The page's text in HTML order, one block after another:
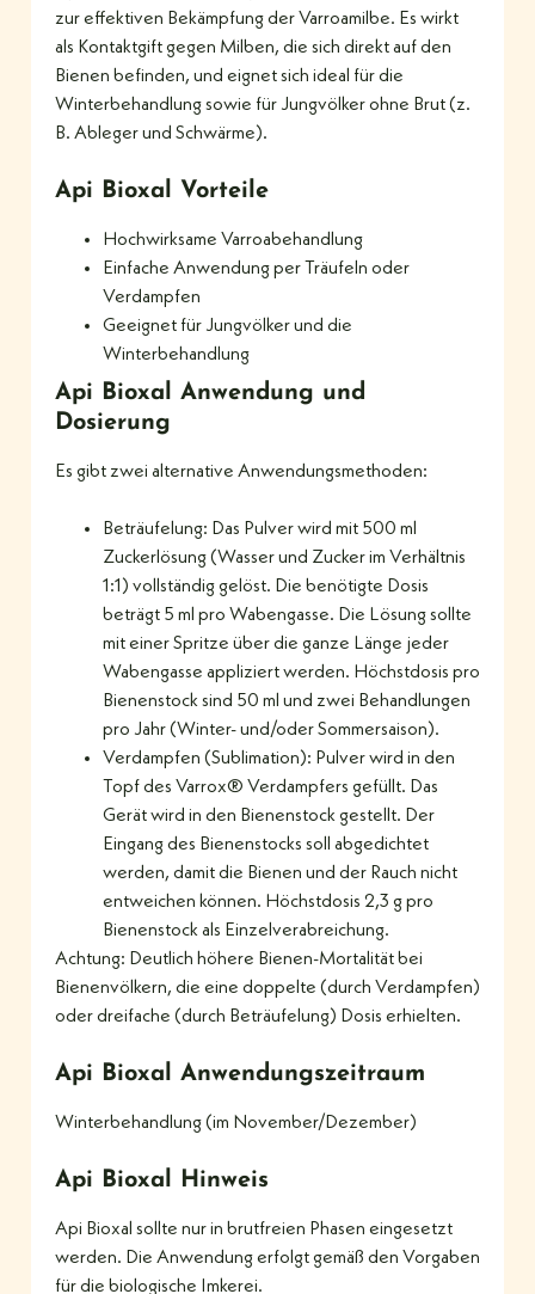
zur effektiven Bekämpfung der Varroamilbe. Es wirkt
als Kontaktgift gegen Milben, die sich direkt auf den
Bienen befinden, und eignet sich ideal für die
Winterbehandlung sowie für Jungvölker ohne Brut (z.
B. Ableger und Schwärme).
Api Bioxal Vorteile
Hochwirksame Varroabehandlung
Einfache Anwendung per Träufeln oder
Verdampfen
Geeignet für Jungvölker und die
Winterbehandlung
Api Bioxal Anwendung und
Dosierung
Es gibt zwei alternative Anwendungsmethoden:
Beträufelung: Das Pulver wird mit 500 ml
Zuckerlösung (Wasser und Zucker im Verhältnis
1:1) vollständig gelöst. Die benötigte Dosis
beträgt 5 ml pro Wabengasse. Die Lösung sollte
mit einer Spritze über die ganze Länge jeder
Wabengasse appliziert werden. Höchstdosis pro
Bienenstock sind 50 ml und zwei Behandlungen
pro Jahr (Winter- und/oder Sommersaison).
Verdampfen (Sublimation): Pulver wird in den
Topf des Varrox® Verdampfers gefüllt. Das
Gerät wird in den Bienenstock gestellt. Der
Eingang des Bienenstocks soll abgedichtet
werden, damit die Bienen und der Rauch nicht
entweichen können. Höchstdosis 2,3 g pro
Bienenstock als Einzelverabreichung.
Achtung: Deutlich höhere Bienen-Mortalität bei
Bienenvölkern, die eine doppelte (durch Verdampfen)
oder dreifache (durch Beträufelung) Dosis erhielten.
Api Bioxal Anwendungszeitraum
Winterbehandlung (im November/Dezember)
Api Bioxal Hinweis
Api Bioxal sollte nur in brutfreien Phasen eingesetzt
werden. Die Anwendung erfolgt gemäß den Vorgaben
für die biologische Imkerei.